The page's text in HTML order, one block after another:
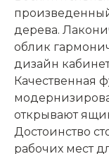
дерева.
облик
дизайн
Качественная
открывают
Достоинство
рабочих мест